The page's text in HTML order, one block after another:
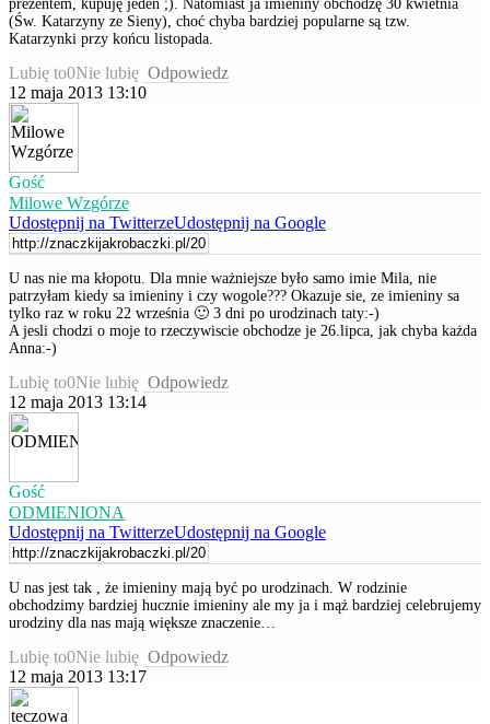
prezentem, kupuję jeden ;). Natomiast ja imieniny obchodzę 30 kwietnia
(Św. Katarzyny ze Sieny), choć chyba bardziej popularne są tzw.
Katarzynki przy końcu listopada.
Lubię to0Nie lubię Odpowiedz
12 maja 2013 13:10
Gość
Milowe Wzgórze
Udostępnij na TwitterzeUdostępnij na Google
U nas nie ma kłopotu. Dla mnie ważniejsze było samo imie Mila, nie
patrzyłam kiedy sa imieniny i czy wogole??? Okazuje sie, ze imieniny sa
tylko raz w roku 22 września 🙂 3 dni po urodzinach taty:-)
A jesli chodzi o moje to rzeczywiscie obchodze je 26.lipca, jak chyba każda
Anna:-)
Lubię to0Nie lubię Odpowiedz
12 maja 2013 13:14
Gość
ODMIENIONA
Udostępnij na TwitterzeUdostępnij na Google
U nas jest tak , że imieniny mają być po urodzinach. W rodzinie
obchodzimy bardziej hucznie imieniny ale my ja i mąż bardziej celebrujemy
urodziny dla nas mają większe znaczenie…
Lubię to0Nie lubię Odpowiedz
12 maja 2013 13:17